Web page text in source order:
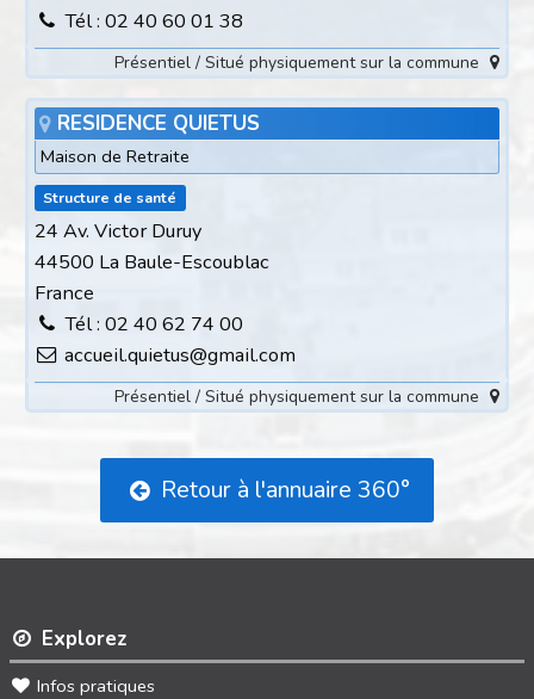
Tél : 02 40 60 01 38
Présentiel / Situé physiquement sur la commune
RESIDENCE QUIETUS
Maison de Retraite
Structure de santé
24 Av. Victor Duruy
44500 La Baule-Escoublac
France
Tél : 02 40 62 74 00
accueil.quietus@gmail.com
Présentiel / Situé physiquement sur la commune
Retour à l'annuaire 360°
Explorez
Infos pratiques